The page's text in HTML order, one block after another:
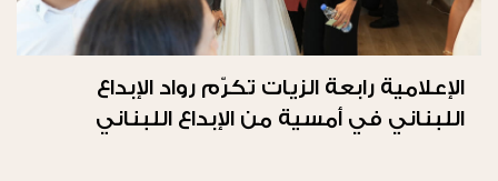
الإعلامية رابعة الزيات تكرّم رواد الإبداع
اللبناني في أمسية من الإبداع اللبناني